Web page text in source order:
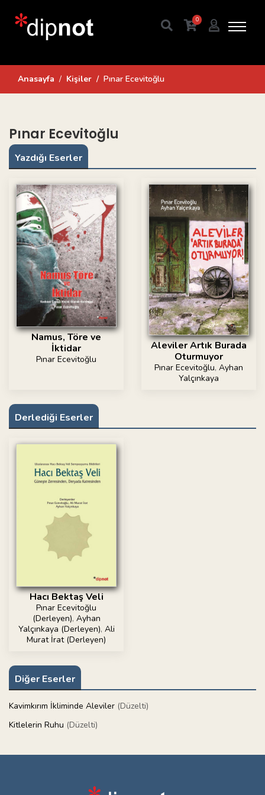
0
Anasayfa Kişiler Pınar Ecevitoğlu
Pınar Ecevitoğlu
Yazdığı Eserler
Namus, Töre ve
İktidar
Pınar Ecevitoğlu
Aleviler Artık Burada
Oturmuyor
Pınar Ecevitoğlu, Ayhan
Yalçınkaya
Derlediği Eserler
Hacı Bektaş Veli
Pınar Ecevitoğlu
(Derleyen), Ayhan
Yalçınkaya (Derleyen), Ali
Murat İrat (Derleyen)
Diğer Eserler
Kavimkırım İkliminde Aleviler (Düzelti)
Kitlelerin Ruhu (Düzelti)